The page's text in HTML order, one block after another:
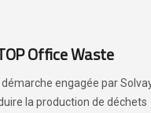
Office Waste
démarche engagée par
la production de déchets